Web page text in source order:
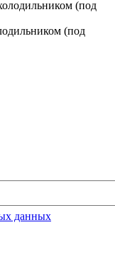
(под
данных